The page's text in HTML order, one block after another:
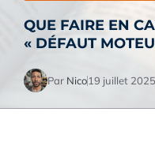
QUE FAIRE EN
« DÉFAUT
Par Nico19 juillet 2025